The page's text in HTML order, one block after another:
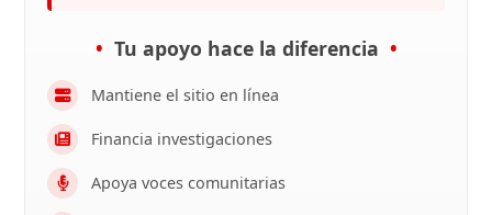
Tu apoyo hace la diferencia
Mantiene el sitio en línea
Financia investigaciones
Apoya voces comunitarias